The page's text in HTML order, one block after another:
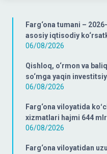
Farg‘ona tumani –
asosiy iqtisodiy
06/08/2026
Qishloq, o‘rmon va
so‘mga yaqin
06/08/2026
Farg‘ona viloyatida
xizmatlari hajmi 644
06/08/2026
Farg‘ona viloyatidan